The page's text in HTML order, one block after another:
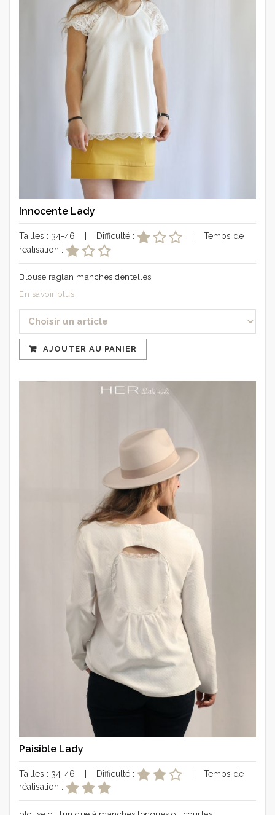
Innocente Lady
Tailles : 34-46 | Difficulté :
| Temps de
réalisation :
Blouse raglan manches dentelles
En savoir plus
AJOUTER AU PANIER
Paisible Lady
Tailles : 34-46 | Difficulté :
| Temps de
réalisation :